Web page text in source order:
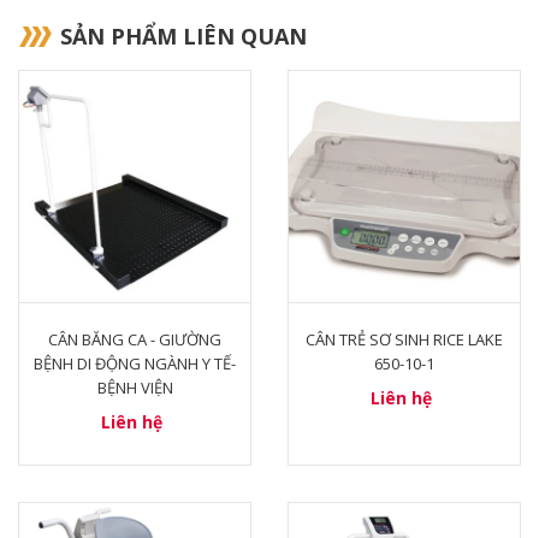
SẢN PHẨM LIÊN QUAN
CÂN BĂNG CA - GIƯỜNG
BỆNH DI ĐỘNG NGÀNH Y TẾ-
BỆNH VIỆN
Liên hệ
CÂN TRẺ SƠ SINH RICE LAKE
650-10-1
Liên hệ